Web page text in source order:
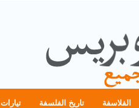
الفلاسفة تاريخ الفلسفة